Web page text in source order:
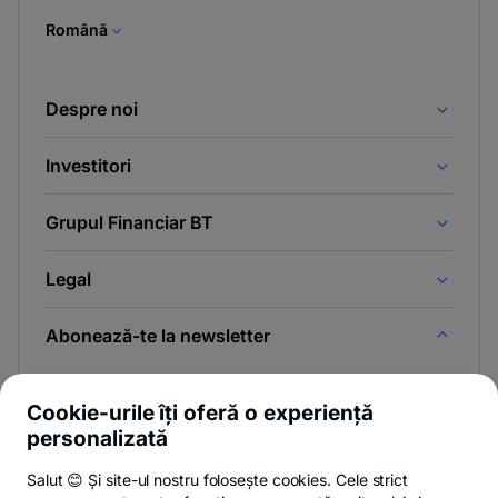
Română
Despre noi
Investitori
Grupul Financiar BT
Legal
Abonează-te la newsletter
Poți renunța oricând,vezi detalii-
.
Cookie-urile îți oferă o experiență
personalizată
Salut 😊 Și site-ul nostru folosește cookies. Cele strict